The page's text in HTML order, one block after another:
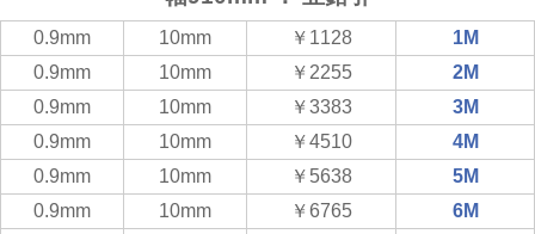
0.9mm 10mm ￥1128
1M
0.9mm
10mm ￥2255
2M
0.9mm
10mm ￥3383
3M
0.9mm
10mm ￥4510
4M
0.9mm
10mm ￥5638
5M
0.9mm
10mm ￥6765
6M